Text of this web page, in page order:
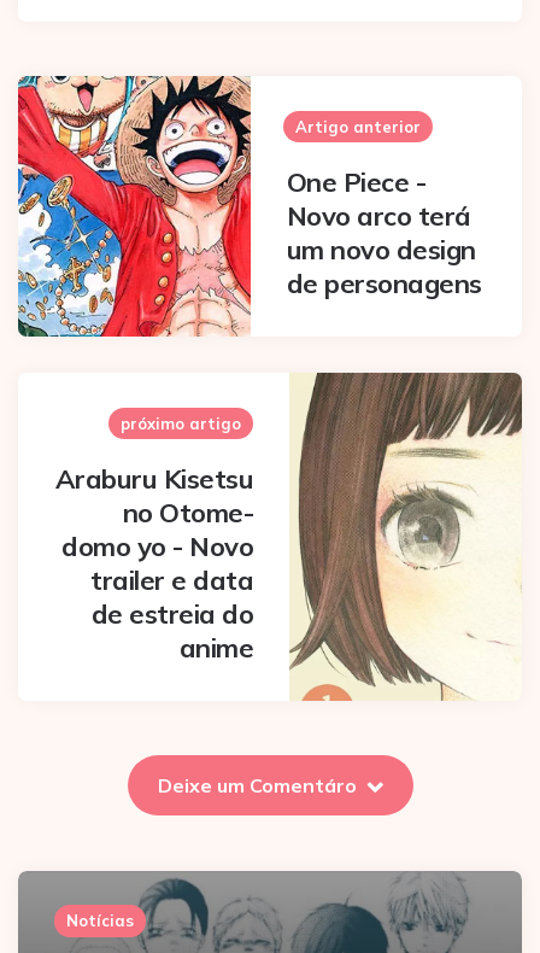
Post
navigation
Artigo anterior
One Piece -
Novo arco terá
um novo design
de personagens
próximo artigo
Araburu Kisetsu
no Otome-
domo yo - Novo
trailer e data
de estreia do
anime
Deixe um Comentáro
Notícias